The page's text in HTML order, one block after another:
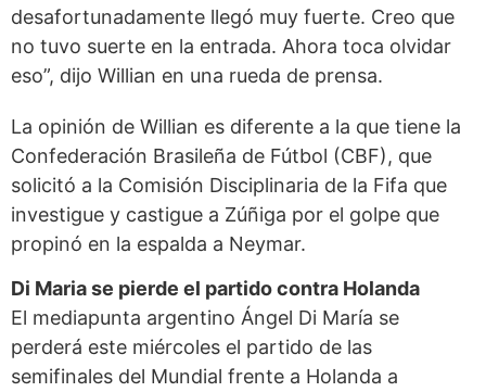
desafortunadamente llegó muy fuerte. Creo que
no tuvo suerte en la entrada. Ahora toca olvidar
eso”, dijo Willian en una rueda de prensa.
La opinión de Willian es diferente a la que tiene la
Confederación Brasileña de Fútbol (CBF), que
solicitó a la Comisión Disciplinaria de la Fifa que
investigue y castigue a Zúñiga por el golpe que
propinó en la espalda a Neymar.
Di Maria se pierde el partido contra Holanda
El mediapunta argentino Ángel Di María se
perderá este miércoles el partido de las
semifinales del Mundial frente a Holanda a